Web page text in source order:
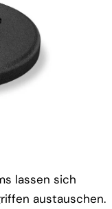
lassen sich
austauschen.